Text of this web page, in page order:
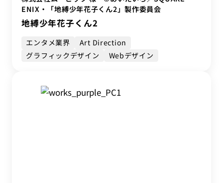
ENIX・「地縛少年花子くん2」製作委員会
地縛少年花子くん2
エンタメ業界
Art Direction
グラフィックデザイン
Webデザイン